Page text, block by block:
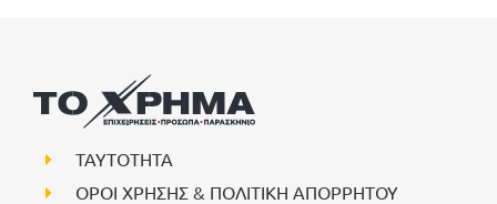
ΤΑΥΤΟΤΗΤΑ
ΟΡΟΙ ΧΡΗΣΗΣ & ΠΟΛΙΤΙΚΗ ΑΠΟΡΡΗΤΟΥ